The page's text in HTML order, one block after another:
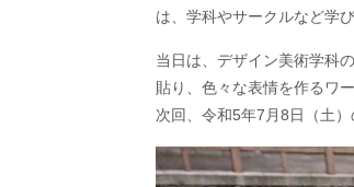
は、学科やサークルなど学
当日は、デザイン美術学科
貼り、色々な表情を作るワ
次回、令和5年7月8日（土